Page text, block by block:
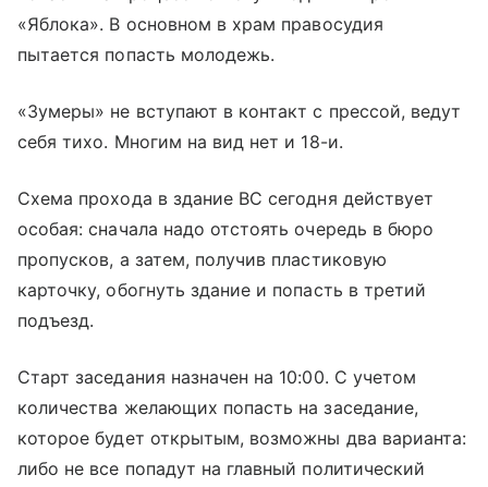
«Яблока». В основном в храм правосудия
пытается попасть молодежь.
«Зумеры» не вступают в контакт с прессой, ведут
себя тихо. Многим на вид нет и 18-и.
Схема прохода в здание ВС сегодня действует
особая: сначала надо отстоять очередь в бюро
пропусков, а затем, получив пластиковую
карточку, обогнуть здание и попасть в третий
подъезд.
Старт заседания назначен на 10:00. С учетом
количества желающих попасть на заседание,
которое будет открытым, возможны два варианта:
либо не все попадут на главный политический